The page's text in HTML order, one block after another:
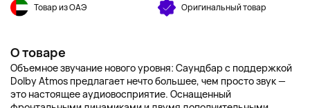
Товар из ОАЭ Оригинальный товар
О товаре
Объемное звучание нового уровня: Саундбар с поддержкой
Dolby Atmos предлагает нечто большее, чем просто звук —
это настоящее аудиовосприятие. Оснащенный